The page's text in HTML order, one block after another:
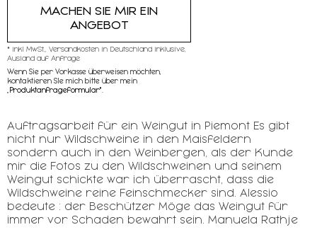
MACHEN SIE MIR EIN
ANGEBOT
* inkl MwSt,, Versandkosten in Deutschland inklusive,
Ausland auf Anfrage
Wenn Sie per Vorkasse überweisen möchten,
kontaktieren SIe mich bitte über mein
Produktanfrageformular"
Auftragsarbeit für ein Weingut in Piemont Es gibt
nicht nur Wildschweine in den Maisfeldern
sondern auch in den Weinbergen, als der Kunde
mir die Fotos zu den Wildschweinen und seinem
Weingut schickte war ich überrascht, dass die
Wildschweine reine Feinschmecker sind. Alessio
bedeute : der Beschützer Möge das Weingut für
immer vor Schaden bewahrt sein. Manuela Rathje